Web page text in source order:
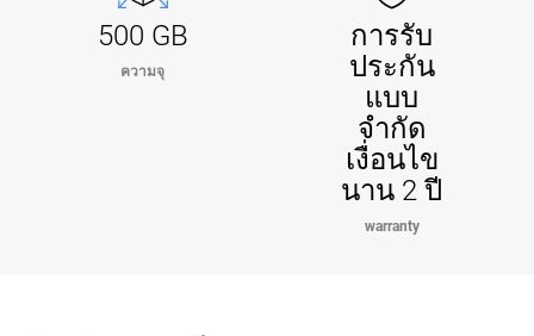
500 GB
ความจุ
การรับ
ประกัน
แบบ
จำกัด
เงื่อนไข
นาน 2 ปี
warranty